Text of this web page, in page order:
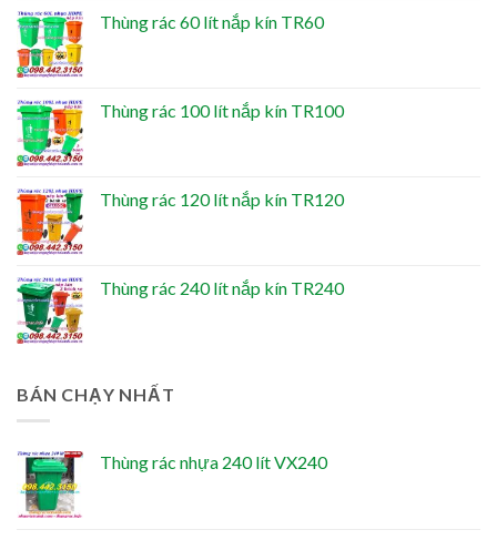
Thùng rác 60 lít nắp kín TR60
Thùng rác 100 lít nắp kín TR100
Thùng rác 120 lít nắp kín TR120
Thùng rác 240 lít nắp kín TR240
BÁN CHẠY NHẤT
Thùng rác nhựa 240 lít VX240